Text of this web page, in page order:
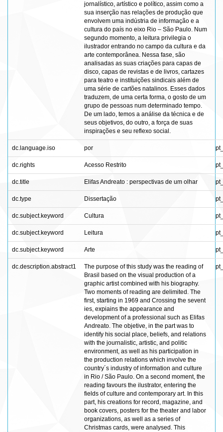
jornalístico, artístico e político, assim como a
sua inserção nas relações de produção que
envolvem uma indústria de informação e a
cultura do país no eixo Rio – São Paulo. Num
segundo momento, a leitura privilegia o
ilustrador entrando no campo da cultura e da
arte contemporânea. Nessa fase, são
analisadas as suas criações para capas de
disco, capas de revistas e de livros, cartazes
para teatro e instituições sindicais além de
uma série de cartões natalinos. Esses dados
traduzem, de uma certa forma, o gosto de um
grupo de pessoas num determinado tempo.
De um lado, temos a análise da técnica e de
seus objetivos, do outro, a força de suas
inspirações e seu reflexo social.
dc.language.iso por
dc.rights Acesso Restrito
dc.title Elifas Andreato : perspectivas de um olhar
dc.type Dissertação
dc.subject.keyword Cultura
dc.subject.keyword Leitura
dc.subject.keyword Arte
dc.description.abstract1
The purpose of this study was the reading of
Brasil based on the visual production of a
graphic artist combined with his biography.
Two moments of reading are delimited. The
first, starting in 1969 and Crossing the sevent
ies, expiains the appearance and
development of a professional such as Elifas
Andreato. The objetive, in the part was to
identify his social place, beliefs, and relations
with the journalistic, artistic, and politic
environment, as well as his participation in
the production relations which involve the
country´s industry of information and culture
in Rio / São Paulo. On a second moment, the
reading favours the ilustrator, entering the
fields of culture and contemporary art. In this
part, his creations for record, magazine, and
book covers, posters for the theater and labor
organizations, as well as a series of
Christmas cards, were analysed. This